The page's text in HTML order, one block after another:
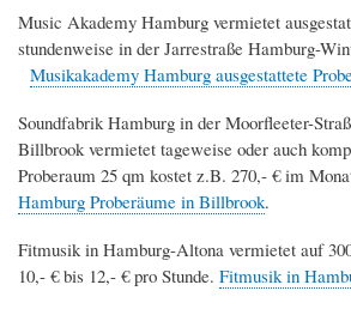
Music Akademy Hamburg vermietet
stundenweise in der Jarrestraße Hamburg-
Musikakademy Hamburg ausgestattete
Soundfabrik Hamburg in der Moorfleeter-
Billbrook vermietet tageweise oder auch
Proberaum 25 qm kostet z.B. 270,- € im
Hamburg Proberäume in Billbrook.
Fitmusik in Hamburg-Altona vermietet auf
10,- € bis 12,- € pro Stunde. Fitmusik in